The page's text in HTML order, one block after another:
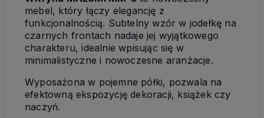
mebel, który łączy elegancję z
funkcjonalnością. Subtelny wzór w jodełkę na
czarnych frontach nadaje jej wyjątkowego
charakteru, idealnie wpisując się w
minimalistyczne i nowoczesne aranżacje.
Wyposażona w pojemne półki, pozwala na
efektowną ekspozycję dekoracji, książek czy
naczyń.